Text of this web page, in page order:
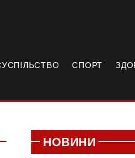
СПОРТ
НОВИНИ